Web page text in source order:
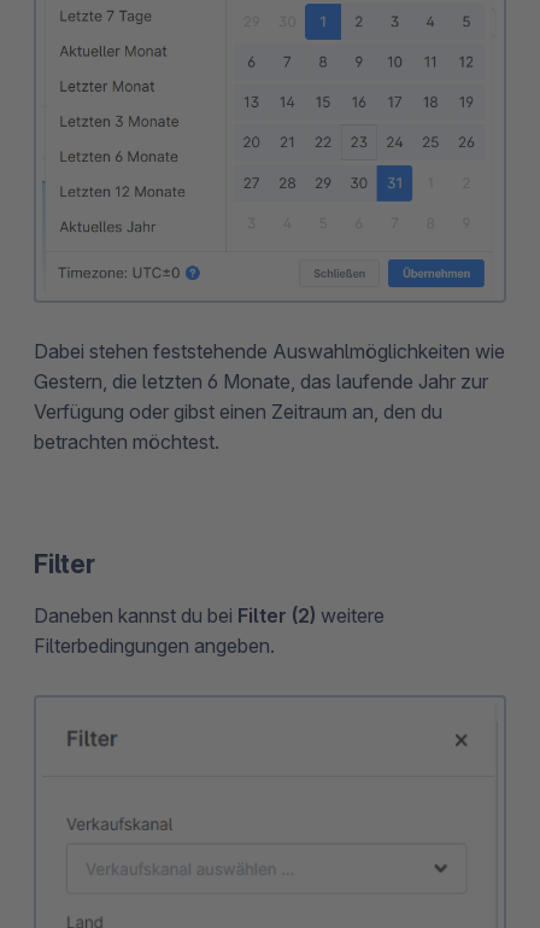
Dabei stehen feststehende Auswahlmöglichkeiten wie
Gestern, die letzten 6 Monate, das laufende Jahr zur
Verfügung oder gibst einen Zeitraum an, den du
betrachten möchtest.
Filter
Daneben kannst du bei Filter (2) weitere
Filterbedingungen angeben.